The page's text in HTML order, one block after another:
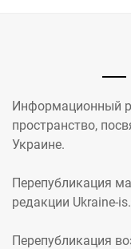
Информационный
пространство,
Украине.
Перепубликация
редакции Ukraine-
Перепубликация